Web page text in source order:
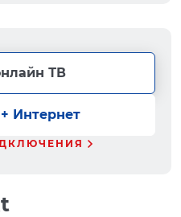
ТВ
Интернет